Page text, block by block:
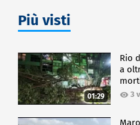
Più visti
01:29
Rio
a
3